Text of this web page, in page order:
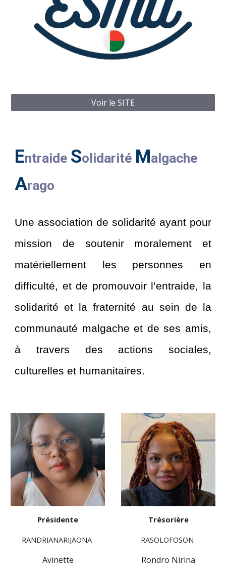
Voir le SITE
Entraide Solidarité Malgache
Arago
Une association de solidarité ayant pour
mission de soutenir moralement et
matériellement les personnes en
difficulté, et de promouvoir l’entraide, la
solidarité et la fraternité au sein de la
communauté malgache et de ses amis,
à travers des actions sociales,
culturelles et humanitaires.
Présidente
RANDRIANARIJAONA
Avinette
Trésorière
RASOLOFOSON
Rondro Nirina